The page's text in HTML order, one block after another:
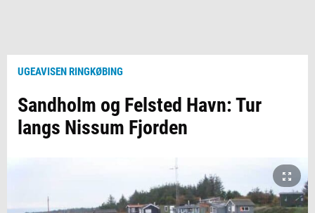
UGEAVISEN RINGKØBING
Sandholm og Felsted Havn: Tur
langs Nissum Fjorden